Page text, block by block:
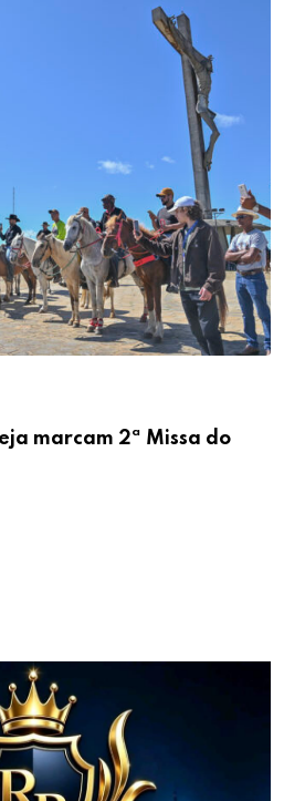
marcam 2ª Missa do